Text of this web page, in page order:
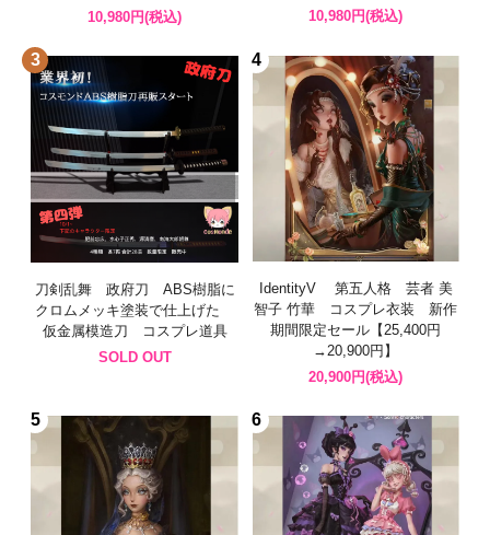
10,980円(税込)
10,980円(税込)
3
刀剣乱舞 政府刀 ABS樹脂に
クロムメッキ塗装で仕上げた
仮金属模造刀 コスプレ道具
SOLD OUT
4
IdentityV 第五人格 芸者 美
智子 竹華 コスプレ衣装 新作
期間限定セール【25,400円
→20,900円】
20,900円(税込)
5 6